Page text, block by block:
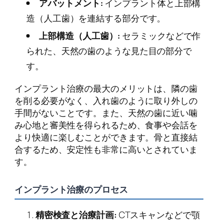
アバットメント: インプラント体と上部構
造（人工歯）を連結する部分です。
上部構造（人工歯）: セラミックなどで作
られた、天然の歯のような見た目の部分で
す。
インプラント治療の最大のメリットは、隣の歯
を削る必要がなく、入れ歯のように取り外しの
手間がないことです。また、天然の歯に近い噛
み心地と審美性を得られるため、食事や会話を
より快適に楽しむことができます。骨と直接結
合するため、安定性も非常に高いとされていま
す。
インプラント治療のプロセス
精密検査と治療計画:CTスキャンなどで顎